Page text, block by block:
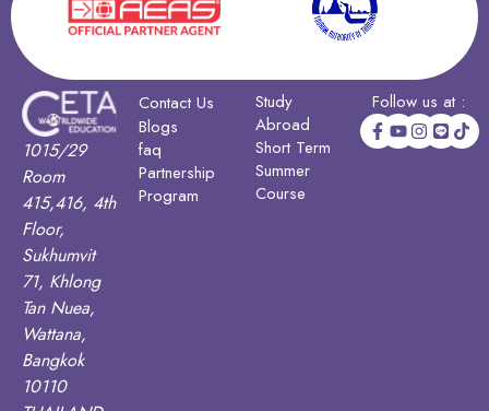
1015/29
Room
415,416, 4th
Floor,
Sukhumvit
71, Khlong
Tan Nuea,
Wattana,
Bangkok
10110
Contact Us
Blogs
faq
Partnership
Program
Study
Abroad
Short Term
Summer
Course
Follow us at :